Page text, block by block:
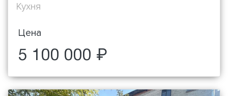
Кухня
Цена
5 100 000 ₽